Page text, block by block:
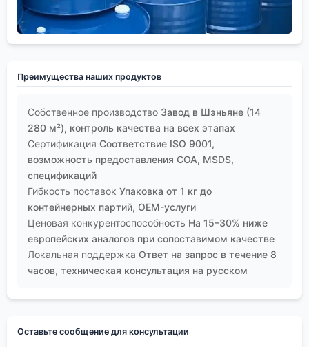
Преимущества наших продуктов
Собственное производство Завод в Шэньяне (14
280 м²), контроль качества на всех этапах
Сертификация Соответствие ISO 9001,
возможность предоставления COA, MSDS,
спецификаций
Гибкость поставок Упаковка от 1 кг до
контейнерных партий, OEM-услуги
Ценовая конкурентоспособность На 15–30% ниже
европейских аналогов при сопоставимом качестве
Локальная поддержка Ответ на запрос в течение 8
часов, техническая консультация на русском
Оставьте сообщение для консультации